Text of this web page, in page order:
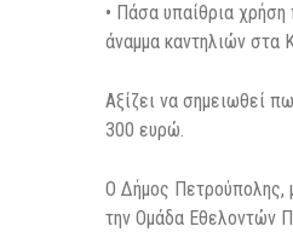
• Πάσα υπαίθρια
άναμμα καντηλιών στα
Αξίζει να σημειωθεί
300 ευρώ.
Ο Δήμος Πετρούπολης,
την Ομάδα Εθελοντών